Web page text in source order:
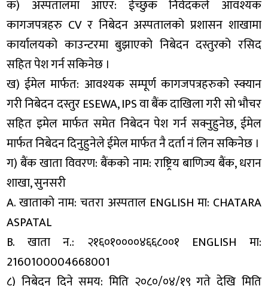
क) अस्पतालमा आएर: ईच्छुक निवेदकले आवश्यक
कागजपत्रहरु CV र निबेदन अस्पतालको प्रशासन शाखामा
कार्यालयको काउन्टरमा बुझाएको निबेदन दस्तुरको रसिद
सहित पेश गर्न सकिनेछ ।
ख) ईमेल मार्फत: आवश्यक सम्पूर्ण कागजपत्रहरुको स्क्यान
गरी निबेदन दस्तुर ESEWA, IPS वा बैंक दाखिला गरी सो भौचर
सहित इमेल मार्फत समेत निबेदन पेश गर्न सक्नुहुनेछ, ईमेल
मार्फत निबेदन दिनुहुनेले ईमेल मार्फत नै दर्ता नं लिन सकिनेछ ।
ग) बैंक खाता विवरण: बैंकको नाम: राष्ट्रिय बाणिज्य बैंक, धरान
शाखा, सुनसरी
A. खाताको नाम: चतरा अस्पताल ENGLISH मा: CHATARA
ASPATAL
B. खाता न.: २१६०१००००४६६८००१ ENGLISH मा:
2160100004668001
८) निबेदन दिने समय: मिति २०८०/०४/१९ गते देखि मिति